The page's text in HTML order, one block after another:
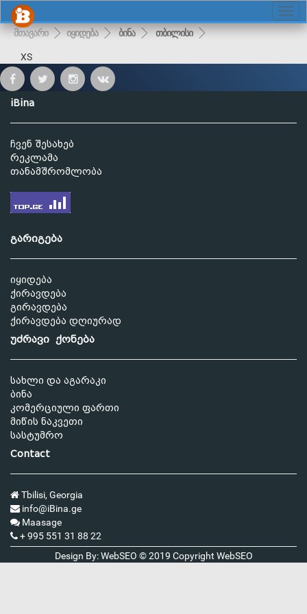
მთავარი იყიდება ბინა თბილისი
XS
iBina
ჩვენ შესახებ
რეკლამა
თანამშრომლობა
გარიგება
იყიდება
ქირავდება
გირავდება
ქირავდება დღიურად
უძრავი ქონება
სახლი და აგარაკი
ბინა
კომერციული ფართი
მიწის ნაკვეთი
სასტუმრო
Contact
Tbilisi, Georgia
info@iBina.ge
Maasage
+ 995 551 31 88 22
Design By: WebSEO © 2019 Copyright WebSEO